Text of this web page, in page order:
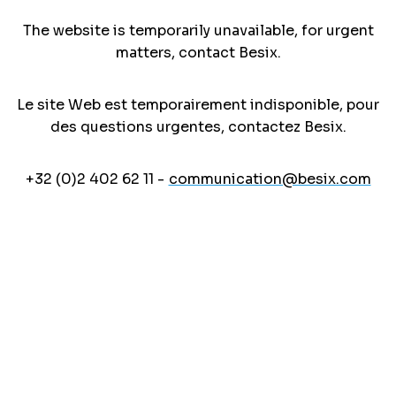
The website is temporarily unavailable, for urgent
matters, contact Besix.
Le site Web est temporairement indisponible, pour
des questions urgentes, contactez Besix.
+32 (0)2 402 62 11 - communication@besix.com